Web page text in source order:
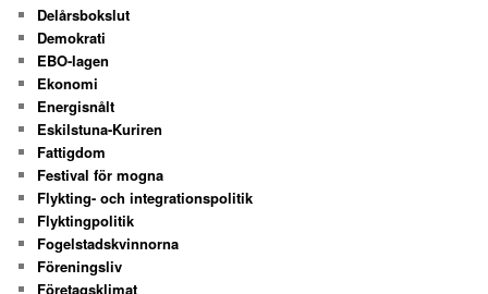
Delårsbokslut
Demokrati
EBO-lagen
Ekonomi
Energisnålt
Eskilstuna-Kuriren
Fattigdom
Festival för mogna
Flykting- och integrationspolitik
Flyktingpolitik
Fogelstadskvinnorna
Föreningsliv
Företagsklimat